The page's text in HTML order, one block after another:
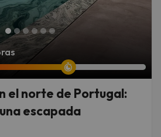
el norte de Portugal:
escapada